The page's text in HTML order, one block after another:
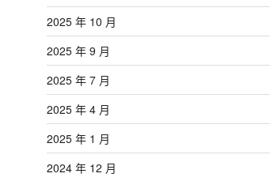
2025 年 10 月
2025 年 9 月
2025 年 7 月
2025 年 4 月
2025 年 1 月
2024 年 12 月